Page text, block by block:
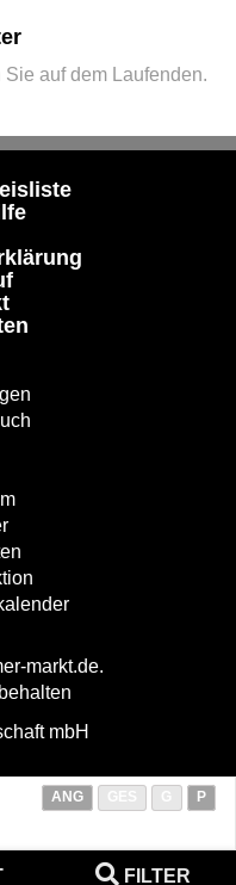
FILTER
ANG P
auf dem Laufenden.
markt.de.
mbH